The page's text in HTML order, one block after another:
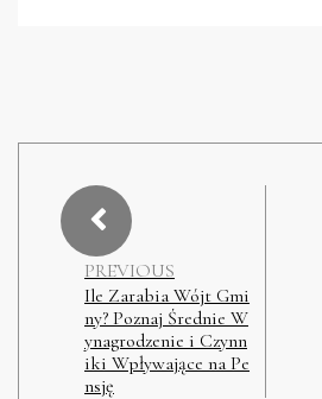
PREVIOUS
Ile Zarabia Wójt Gmi
ny? Poznaj Średnie W
ynagrodzenie i Czynn
iki Wpływające na Pe
nsję